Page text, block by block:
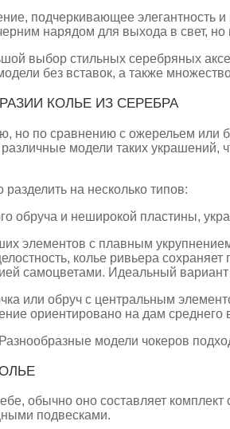
подчеркивающее элегантность
нарядом для выхода в свет, но
выбор стильных серебряных
без вставок, а также
КОЛЬЕ ИЗ СЕРЕБРА
но по сравнению с ожерельем или
модели таких украшений,
на несколько типов:
обруча и неширокой пластины,
элементов с плавным
колье ривьера
самоцветами. Идеальный
или обруч с центральным
ориентировано на дам среднего
модели чокеров
обычно оно составляет
подвесками.